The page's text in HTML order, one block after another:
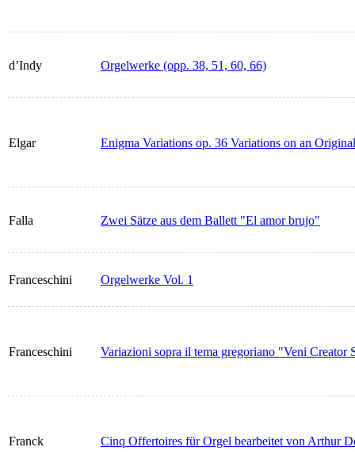
d’Indy Orgelwerke (opp. 38, 51, 60, 66)
Elgar Enigma Variations op. 36 Variations on an
Falla Zwei Sätze aus dem Ballett "El amor brujo"
Franceschini Orgelwerke Vol. 1
Franceschini Variazioni sopra il tema gregoriano "Veni Creator
Franck Cinq Offertoires für Orgel bearbeitet von Arthur